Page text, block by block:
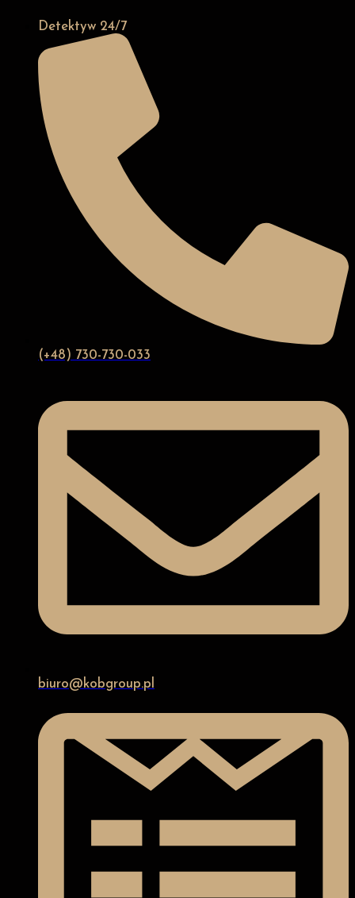
Detektyw 24/7
(+48) 730-730-033
biuro@kobgroup.pl